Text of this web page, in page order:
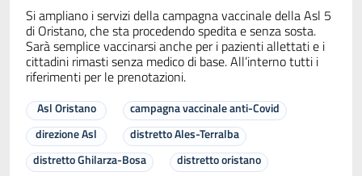
Si ampliano i servizi della campagna vaccinale della Asl 5
di Oristano, che sta procedendo spedita e senza sosta.
Sarà semplice vaccinarsi anche per i pazienti allettati e i
cittadini rimasti senza medico di base. All’interno tutti i
riferimenti per le prenotazioni.
Asl Oristano
campagna vaccinale anti-Covid
direzione Asl
distretto Ales-Terralba
distretto Ghilarza-Bosa
distretto oristano